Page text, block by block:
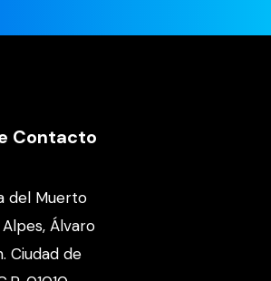
Contacto
del Muerto
Álvaro
Ciudad de